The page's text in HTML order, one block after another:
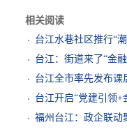
相关阅读
台江水巷社区推行“
台江：街道来了“金
台江全市率先发布课
台江开启“党建引领+
福州台江：政企联动